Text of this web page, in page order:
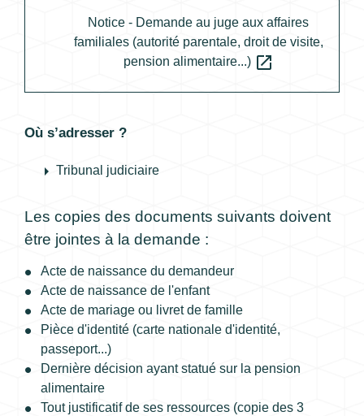
Notice - Demande au juge aux affaires
familiales (autorité parentale, droit de visite,
pension alimentaire...) open_in_new
Où s’adresser ?
arrow_right Tribunal judiciaire
Les copies des documents suivants doivent
être jointes à la demande :
Acte de naissance du demandeur
Acte de naissance de l'enfant
Acte de mariage ou livret de famille
Pièce d'identité (carte nationale d'identité,
passeport...)
Dernière décision ayant statué sur la pension
alimentaire
Tout justificatif de ses ressources (copie des 3